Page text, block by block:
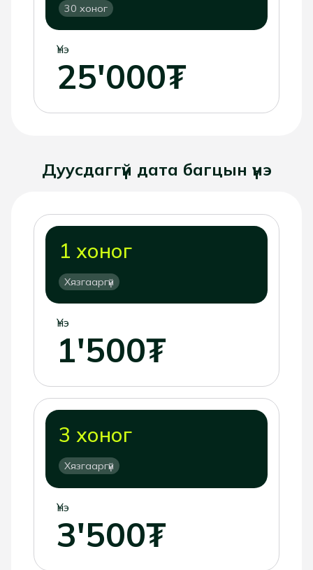
30 хоног
Үнэ
25'000₮
Дуусдаггүй дата багцын үнэ
1 хоног
Хязгааргүй
Үнэ
1'500₮
3 хоног
Хязгааргүй
Үнэ
3'500₮